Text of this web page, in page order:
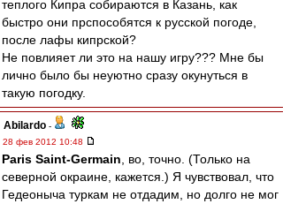
теплого Кипра собираются в Казань, как
быстро они прспособятся к русской погоде,
после лафы кипрской?
Не повлияет ли это на нашу игру??? Мне бы
лично было бы неуютно сразу окунуться в
такую погодку.
Abilardo -
28 фев 2012 10:48
Paris Saint-Germain , во, точно. (Только на
северной окраине, кажется.) Я чувствовал, что
Гедеоныча туркам не отдадим, но долго не мог